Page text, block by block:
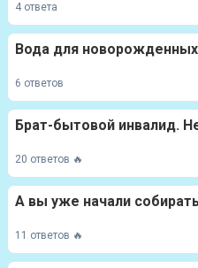
4 ответа
Вода для новорожденных
6 ответов
Брат-бытовой инвалид.
20 ответов 🔥
А вы уже начали
11 ответов 🔥